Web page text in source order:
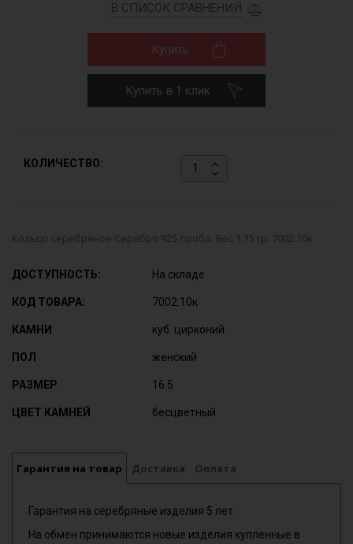
В СПИСОК СРАВНЕНИЙ
Купить
Купить в 1 клик
КОЛИЧЕСТВО:
Кольцо серебряное Серебро 925 проба. Вес 1.15 гр. 7002.10к
ДОСТУПНОСТЬ: На складе
КОД ТОВАРА: 7002.10к
КАМНИ куб. цирконий
ПОЛ женский
РАЗМЕР 16.5
ЦВЕТ КАМНЕЙ бесцветный
Гарантия на товар Доставка Оплата
Гарантия на серебряные изделия 5 лет.
На обмен принимаются новые изделия купленные в